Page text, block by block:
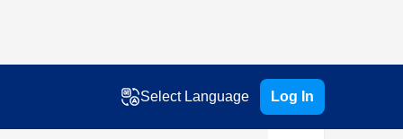
Select Language Log In